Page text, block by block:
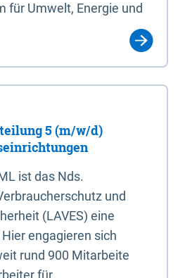
für Umwelt, Energie und
5 (m/w/d)
ist das Nds.
und
(LAVES) eine
engagieren sich
rund 900 Mitarbeite